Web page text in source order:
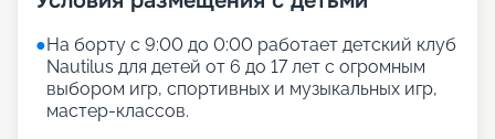
●На борту с 9:00 до 0:00 работает детский клуб
Nautilus для детей от 6 до 17 лет с огромным
выбором игр, спортивных и музыкальных игр,
мастер-классов.